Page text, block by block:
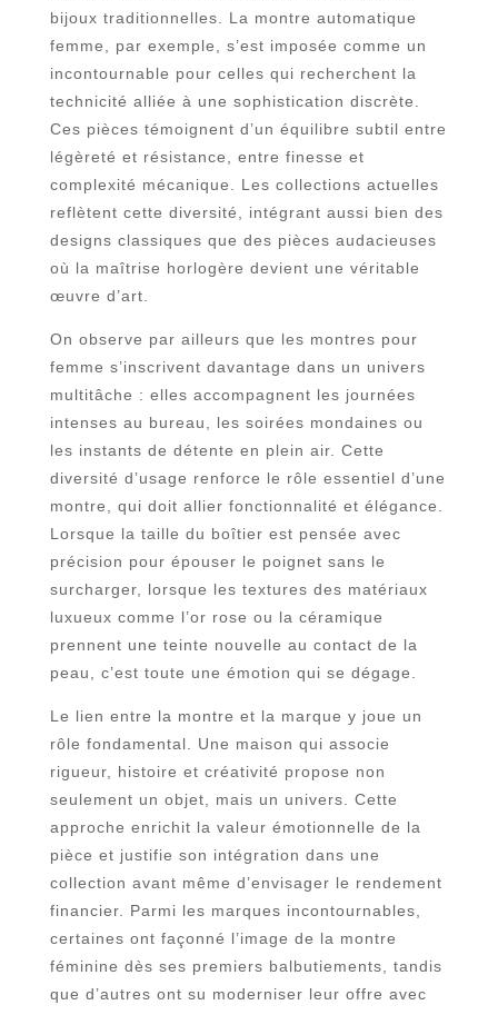
bijoux traditionnelles. La montre automatique
femme, par exemple, s’est imposée comme un
incontournable pour celles qui recherchent la
technicité alliée à une sophistication discrète.
Ces pièces témoignent d’un équilibre subtil entre
légèreté et résistance, entre finesse et
complexité mécanique. Les collections actuelles
reflètent cette diversité, intégrant aussi bien des
designs classiques que des pièces audacieuses
où la maîtrise horlogère devient une véritable
œuvre d’art.
On observe par ailleurs que les montres pour
femme s’inscrivent davantage dans un univers
multitâche : elles accompagnent les journées
intenses au bureau, les soirées mondaines ou
les instants de détente en plein air. Cette
diversité d’usage renforce le rôle essentiel d’une
montre, qui doit allier fonctionnalité et élégance.
Lorsque la taille du boîtier est pensée avec
précision pour épouser le poignet sans le
surcharger, lorsque les textures des matériaux
luxueux comme l’or rose ou la céramique
prennent une teinte nouvelle au contact de la
peau, c’est toute une émotion qui se dégage.
Le lien entre la montre et la marque y joue un
rôle fondamental. Une maison qui associe
rigueur, histoire et créativité propose non
seulement un objet, mais un univers. Cette
approche enrichit la valeur émotionnelle de la
pièce et justifie son intégration dans une
collection avant même d’envisager le rendement
financier. Parmi les marques incontournables,
certaines ont façonné l’image de la montre
féminine dès ses premiers balbutiements, tandis
que d’autres ont su moderniser leur offre avec